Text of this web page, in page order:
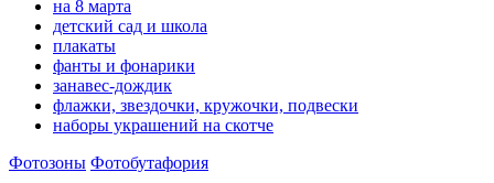
на 8 марта
детский сад и школа
плакаты
фанты и фонарики
занавес-дождик
флажки, звездочки, кружочки, подвески
наборы украшений на скотче
Фотозоны Фотобутафория